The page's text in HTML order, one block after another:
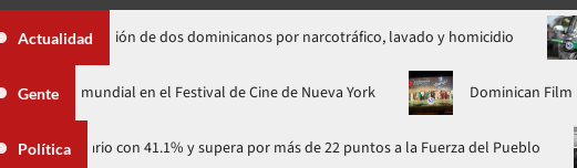
Actualidadde dos dominicanos por narcotráfico, lavado y homicidio
Gente
Zero» tendrá su estreno mundial en el Festival de Cine de Nueva York
Política
con 41.1% y supera por más de 22 puntos a la Fuerza del Pueblo